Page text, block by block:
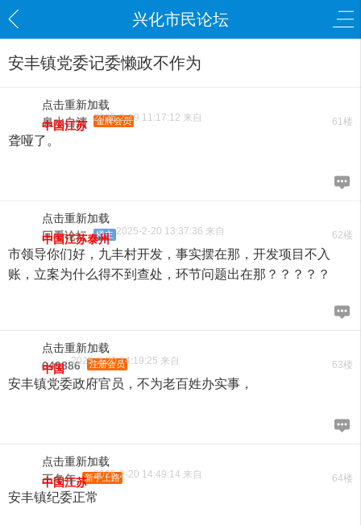
兴化市民论坛
安丰镇党委记委懒政不作为
点击重新加载
61楼
泉水自清 金牌会员
2025-2-19 11:17:12 来自
中国江苏
聋哑了。
点击重新加载
62楼
回看论坛 楼主 2025-2-20 13:37:36 来自
中国江苏泰州
市领导你们好，九丰村开发，事实摆在那，开发项目不入
账，立案为什么得不到查处，环节问题出在那？？？？？
点击重新加载
63楼
649886 注册会员
2025-2-20 14:19:25 来自
中国
安丰镇党委政府官员，不为老百姓办实事，
点击重新加载
64楼
王冬年 新手上路
2025-2-20 14:49:14 来自
中国江苏
安丰镇纪委正常